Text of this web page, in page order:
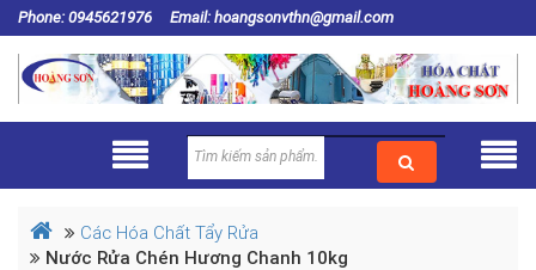
Phone: 0945621976 Email: hoangsonvthn@gmail.com
Các Hóa Chất Tẩy Rửa
Nước Rửa Chén Hương Chanh 10kg